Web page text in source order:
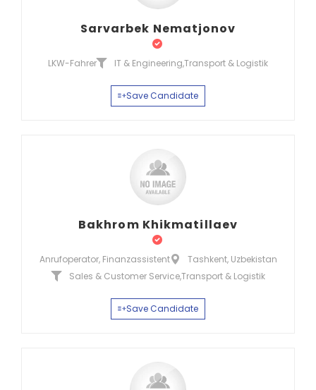
Sarvarbek Nematjonov
LKW-Fahrer IT & Engineering,Transport & Logistik
Save Candidate
Bakhrom Khikmatillaev
Anrufoperator, Finanzassistent
Tashkent, Uzbekistan
Sales & Customer Service,Transport & Logistik
Save Candidate